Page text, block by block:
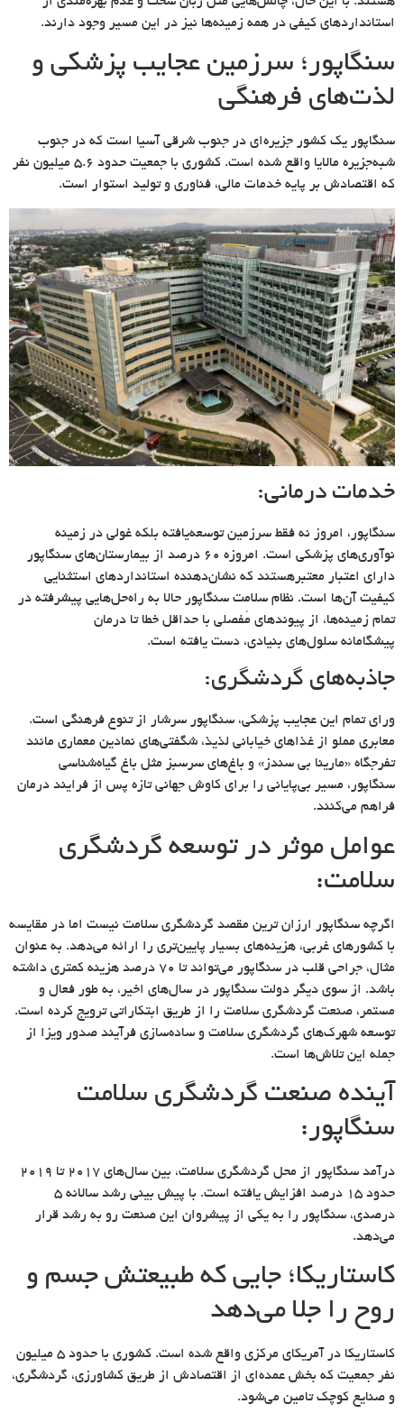
استانداردهای کیفی در همه زمینه‌ها نیز در این مسیر وجود دارند.
سنگاپور؛ سرزمین عجایب پزشکی و
لذت‌های فرهنگی
سنگاپور یک کشور جزیره‌ای در جنوب شرقی آسیا است که در جنوب
شبه‌جزیره مالایا واقع شده است. کشوری با جمعیت حدود ۵.۶ میلیون نفر
که اقتصادش بر پایه خدمات مالی، فناوری و تولید استوار است.
خدمات درمانی:
سنگاپور، امروز نه فقط سرزمین توسعه‌یافته بلکه غولی در زمینه
نوآوری‌های پزشکی است. امروزه ۶۰ درصد از بیمارستان‌های سنگاپور
دارای اعتبار معتبرهستند که نشان‌دهنده استانداردهای استثنایی
کیفیت آن‌ها است. نظام سلامت سنگاپور حالا به راه‌حل‌هایی پیشرفته در
تمام زمینه‌ها، از پیوندهای مَفصلی با حداقل خطا تا درمان
پیشگامانه سلول‌های بنیادی، دست‌ یافته است.
جاذبه‌های گردشگری:
ورای تمام این عجایب پزشکی، سنگاپور سرشار از تنوع فرهنگی است.
معابری مملو از غذاهای خیابانی لذیذ، شگفتی‌های نمادین معماری مانند
تفرجگاه «مارینا بی سندز» و باغ‌های سرسبز مثل باغ گیاه‌شناسی
سنگاپور، مسیر بی‌پایانی را برای کاوش جهانی تازه پس از فرایند درمان
فراهم می‌کنند.
عوامل موثر در توسعه گردشگری
سلامت:
اگرچه سنگاپور ارزان ترین مقصد گردشگری سلامت نیست اما در مقایسه
با کشورهای غربی، هزینه‌های بسیار پایین‌تری را ارائه می‌دهد. به عنوان
مثال، جراحی قلب در سنگاپور می‌تواند تا ۷۰ درصد هزینه کمتری داشته
باشد. از سوی دیگر دولت سنگاپور در سال‌های اخیر، به طور فعال و
مستمر، صنعت گردشگری سلامت را از طریق ابتکاراتی ترویج کرده است.
توسعه شهرک‌های گردشگری سلامت و ساده‌سازی فرآیند صدور ویزا از
جمله این تلاش‌ها است.
آینده صنعت گردشگری سلامت
سنگاپور:
درآمد سنگاپور از محل گردشگری سلامت، بین سال‌های ۲۰۱۷ تا ۲۰۱۹
حدود ۱۵ درصد افزایش یافته است. با پیش بینی رشد سالانه ۵
درصدی، سنگاپور را به یکی از پیشروان این صنعت رو به رشد قرار
می‌دهد.
کاستاریکا؛‌ جایی که طبیعتش جسم و
روح را جلا می‌دهد
کاستاریکا در آمریکای مرکزی واقع شده است. کشوری با حدود ۵ میلیون
نفر جمعیت که بخش عمده‌ای از اقتصادش از طریق کشاورزی، گردشگری،
و صنایع کوچک تامین می‌شود.